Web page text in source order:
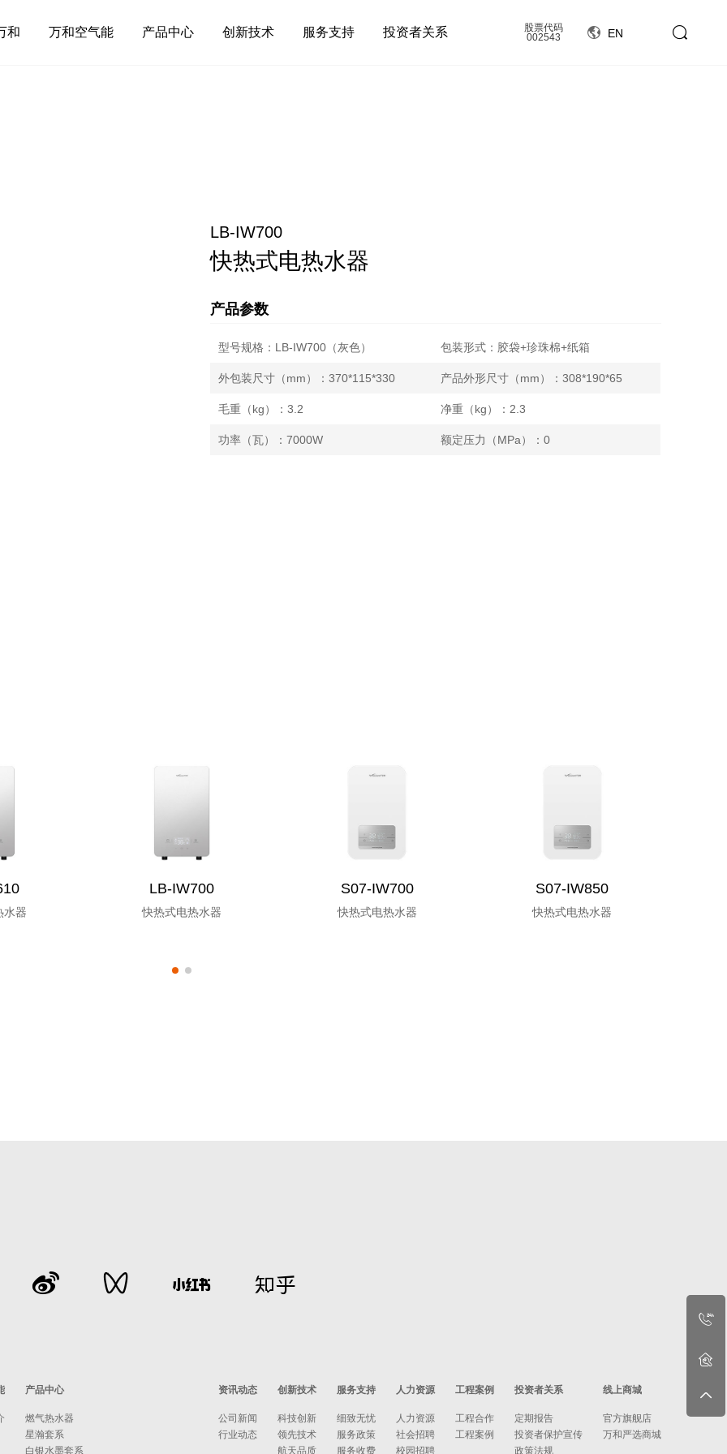
和 万和空气能 产品中心 创新技术 服务支持 投资者关系
股票代码
002543
EN
LB-IW700
快热式电热水器
产品参数
型号规格：LB-IW700（灰色） 包装形式：胶袋+珍珠棉+纸箱
外包装尺寸（mm）：370*115*330 产品外形尺寸（mm）：308*190*65
毛重（kg）：3.2 净重（kg）：2.3
功率（瓦）：7000W 额定压力（MPa）：0
水器
LB-IW700
快热式电热水器
S07-IW700
快热式电热水器
S07-IW850
快热式电热水器
产品中心
燃气热水器
星瀚套系
白银水墨套系
资讯动态
公司新闻
行业动态
创新技术
科技创新
领先技术
航天品质
服务支持
细致无忧
服务政策
服务收费
人力资源
人力资源
社会招聘
校园招聘
工程案例
工程合作
工程案例
投资者关系
定期报告
投资者保护宣传
政策法规
线上商城
官方旗舰店
万和严选商城